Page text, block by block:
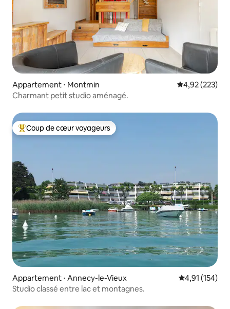
Appartement ⋅ Montmin Évaluation
4,92 (223)
Charmant petit studio aménagé.
Coups de cœur voyageurs les plus appréciés
Coup de cœur voyageurs
Appartement ⋅ Annecy-le-Vieux Évaluation
4,91 (154)
Studio classé entre lac et montagnes.